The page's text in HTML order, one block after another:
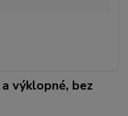
výklopné, bez